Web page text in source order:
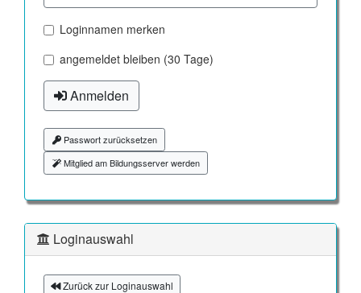
Loginnamen merken
angemeldet bleiben (30 Tage)
Anmelden
Passwort zurücksetzen
Mitglied am Bildungsserver werden
Loginauswahl
Zurück zur Loginauswahl